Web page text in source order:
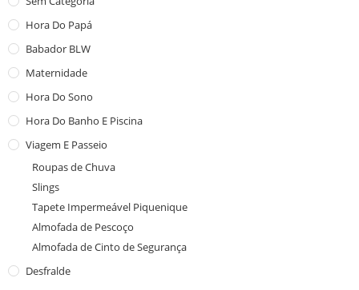
Hora Do Papá
Babador BLW
Maternidade
Hora Do Sono
Hora Do Banho E Piscina
Viagem E Passeio
Roupas de Chuva
Slings
Tapete Impermeável Piquenique
Almofada de Pescoço
Almofada de Cinto de Segurança
Desfralde